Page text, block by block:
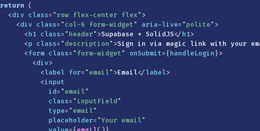
return (
<div class= "row flex-center flex">
<div class= "col-6 form-widget" aria-live= "polite">
<h1 class= "header">Supabase + SolidJS</h1>
<p class= "description">Sign in via magic link with your
<form class= "form-widget" onSubmit={handleLogin}>
<div>
<label for= "email">Email</label>
<input
id= "email"
class= "inputField"
type= "email"
placeholder= "Your email"